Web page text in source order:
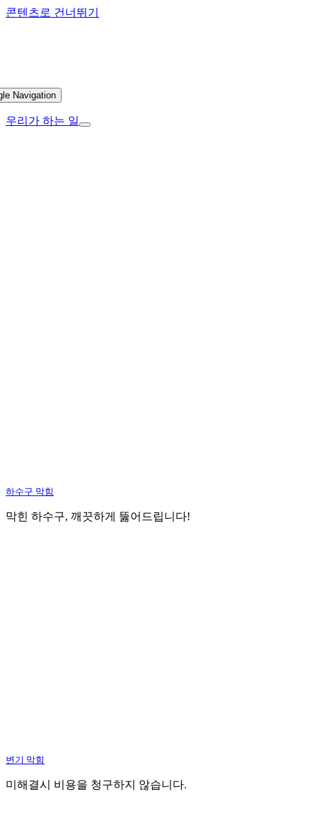
콘텐츠로 건너뛰기
Navigation
우리가 하는 일
하수구 막힘
막힌 하수구, 깨끗하게 뚫어드립니다!
변기 막힘
미해결시 비용을 청구하지 않습니다.